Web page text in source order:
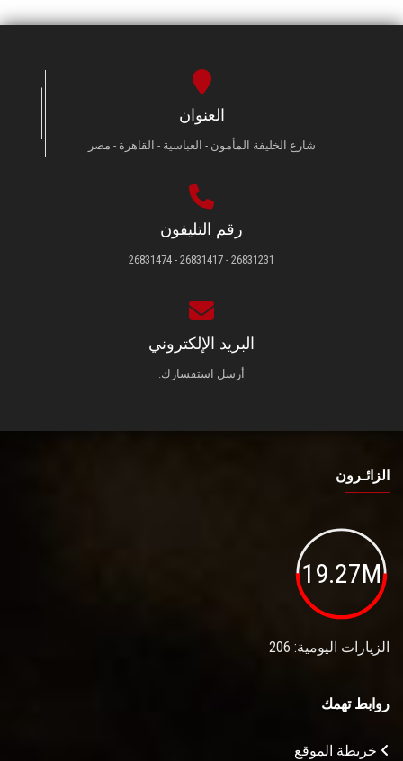
العنوان
شارع الخليفة المأمون - العباسية - القاهرة - مصر
رقم التليفون
26831231 - 26831417 - 26831474
البريد الإلكتروني
أرسل استفسارك.
الزائـرون
19.27M
الزيارات اليومية: 206
روابط تهمك
خريطة الموقع